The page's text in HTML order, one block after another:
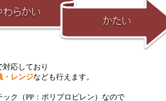
対応しており
・レンジなども行えます。
ク（PP：ポリプロピレン）なので